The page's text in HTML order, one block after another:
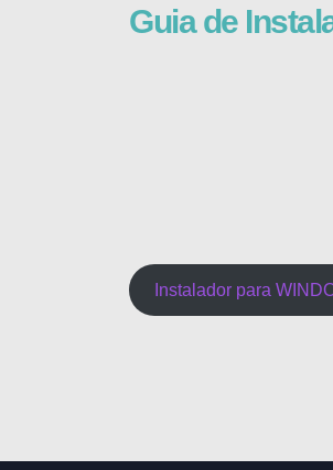
Guia de
Instalador para